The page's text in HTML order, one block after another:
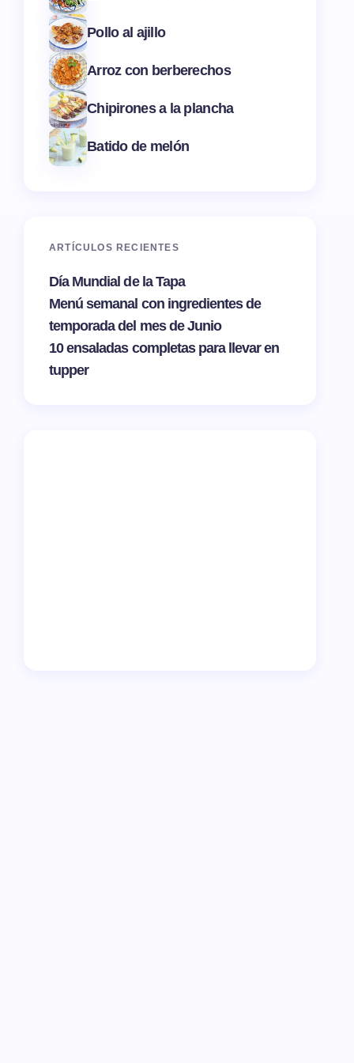
Pollo al ajillo
Arroz con berberechos
Chipirones a la plancha
Batido de melón
ARTÍCULOS RECIENTES
Día Mundial de la Tapa
Menú semanal con ingredientes de
temporada del mes de Junio
10 ensaladas completas para llevar en
tupper